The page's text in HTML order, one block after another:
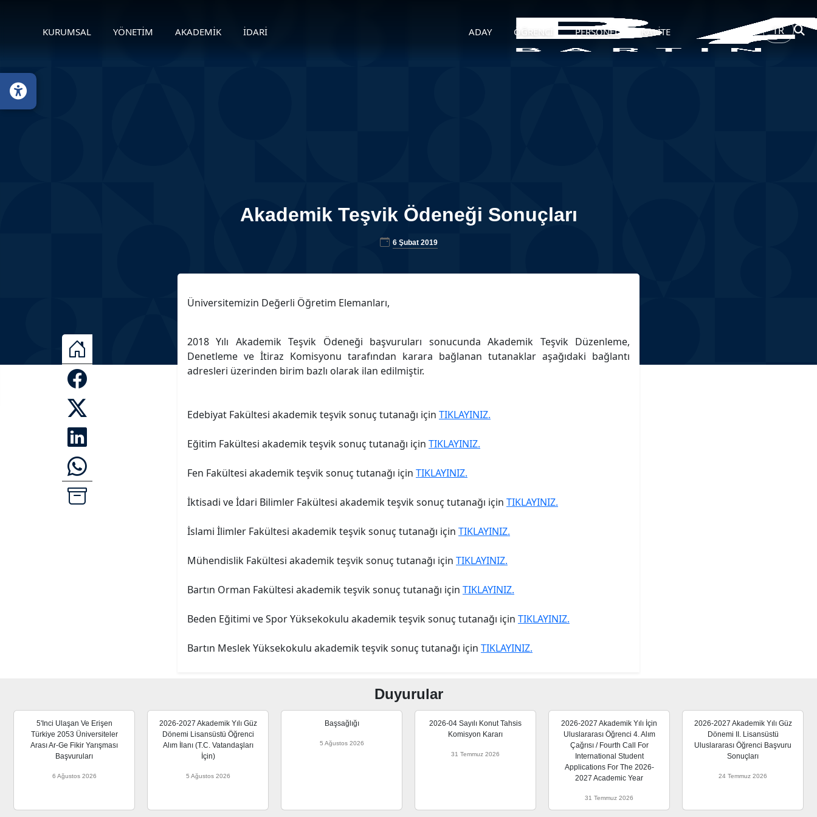
KURUMSAL YÖNETİM AKADEMİK İDARİ ADAY ÖĞRENCİ PERSONEL KALİTE TR
Akademik Teşvik Ödeneği Sonuçları
6 Şubat 2019
Üniversitemizin Değerli Öğretim Elemanları,
2018 Yılı Akademik Teşvik Ödeneği başvuruları sonucunda Akademik Teşvik Düzenleme,
Denetleme ve İtiraz Komisyonu tarafından karara bağlanan tutanaklar aşağıdaki bağlantı
adresleri üzerinden birim bazlı olarak ilan edilmiştir.
Edebiyat Fakültesi akademik teşvik sonuç tutanağı için TIKLAYINIZ.
Eğitim Fakültesi akademik teşvik sonuç tutanağı için TIKLAYINIZ.
Fen Fakültesi akademik teşvik sonuç tutanağı için TIKLAYINIZ.
İktisadi ve İdari Bilimler Fakültesi akademik teşvik sonuç tutanağı için TIKLAYINIZ.
İslami İlimler Fakültesi akademik teşvik sonuç tutanağı için TIKLAYINIZ.
Mühendislik Fakültesi akademik teşvik sonuç tutanağı için TIKLAYINIZ.
Bartın Orman Fakültesi akademik teşvik sonuç tutanağı için TIKLAYINIZ.
Beden Eğitimi ve Spor Yüksekokulu akademik teşvik sonuç tutanağı için TIKLAYINIZ.
Bartın Meslek Yüksekokulu akademik teşvik sonuç tutanağı için TIKLAYINIZ.
Duyurular
5'inci Ulaşan Ve Erişen
Türkiye 2053 Üniversiteler
Arası Ar-Ge Fikir Yarışması
Başvuruları
6 Ağustos 2026
2026-2027 Akademik Yılı Güz
Dönemi Lisansüstü Öğrenci
Alım İlanı (T.C. Vatandaşları
İçin)
5 Ağustos 2026
Başsağlığı
5 Ağustos 2026
2026-04 Sayılı Konut Tahsis
Komisyon Kararı
31 Temmuz 2026
2026-2027 Akademik Yılı İçin
Uluslararası Öğrenci 4. Alım
Çağrısı / Fourth Call For
International Student
Applications For The 2026-
2027 Academic Year
31 Temmuz 2026
2026-2027 Akademik Yılı Güz
Dönemi II. Lisansüstü
Uluslararası Öğrenci Başvuru
Sonuçları
24 Temmuz 2026